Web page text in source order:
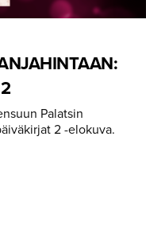
Palatsin
2 -elokuva.